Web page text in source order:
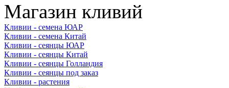
Магазин кливий
Кливии - семена ЮАР
Кливии - семена Китай
Кливии - сеянцы ЮАР
Кливии - сеянцы Китай
Кливии - сеянцы Голландия
Кливии - сеянцы под заказ
Кливии - растения